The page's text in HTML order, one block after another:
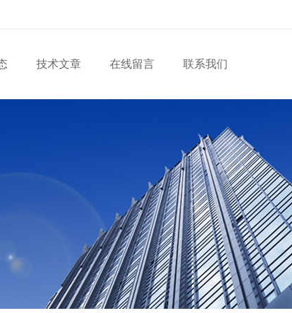
技术文章 在线留言 联系我们